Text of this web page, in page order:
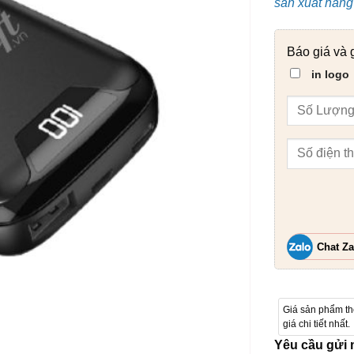
sản xuất
Báo giá và
in logo
Chat
Giá sản phẩm
giá chi tiết nhất.
Yêu cầu gửi